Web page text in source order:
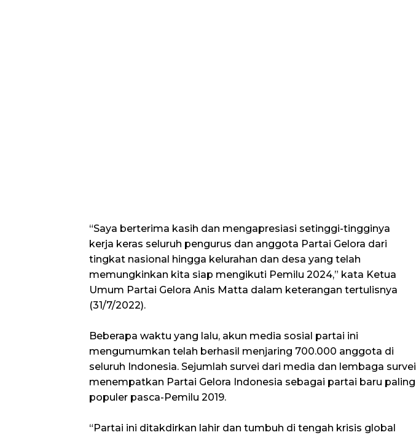
“Saya berterima kasih dan mengapresiasi setinggi-tingginya
kerja keras seluruh pengurus dan anggota Partai Gelora dari
tingkat nasional hingga kelurahan dan desa yang telah
memungkinkan kita siap mengikuti Pemilu 2024,” kata Ketua
Umum Partai Gelora Anis Matta dalam keterangan tertulisnya
(31/7/2022).
Beberapa waktu yang lalu, akun media sosial partai ini
mengumumkan telah berhasil menjaring 700.000 anggota di
seluruh Indonesia. Sejumlah survei dari media dan lembaga survei
menempatkan Partai Gelora Indonesia sebagai partai baru paling
populer pasca-Pemilu 2019.
“Partai ini ditakdirkan lahir dan tumbuh di tengah krisis global